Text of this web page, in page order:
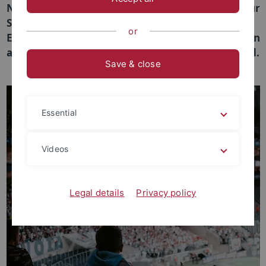
Nalbantis und Tim Pawlowski (alle vom Institut für
Sportwissenschaft) untersucht erstmals den
Einfluss politischer Beziehungen zwischen Ländern
auf die Nachfrage nach Fußballspielen im Ausland.
or
Save & close
Essential
Videos
Legal details Privacy policy